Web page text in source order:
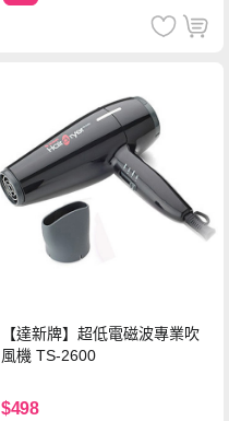
【達新牌】超低電磁波專業吹
風機 TS-2600
$498